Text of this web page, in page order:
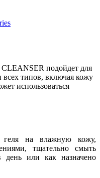
подойдет для
типов, включая кожу
использоваться
геля на влажную кожу,
тщательно смыть
день или как назначено